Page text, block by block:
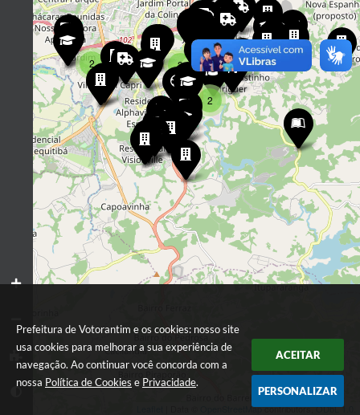
Prefeitura de Votorantim e os cookies: nosso site
usa cookies para melhorar a sua experiência de
navegação. Ao continuar você concorda com a
nossa Política de Cookies e Privacidade.
ACEITAR
PERSONALIZAR
3
2
3
3
2
2 3
2
OpenStreetMapcontributors,ODbL 1.0.